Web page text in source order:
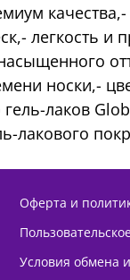
легкость и
носки,-
гель-лаков
лакового
Оферта и
Условия обмена